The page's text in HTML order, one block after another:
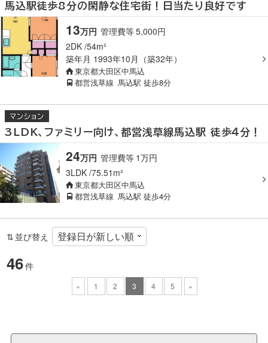
馬込駅徒歩8分の閑静な住宅街！日当たり良好です
2DK 54m²
築年月 1993年10月（築32年）
東京都大田区中馬込
都営浅草線 馬込駅 徒歩8分
13万円 管理費等5,000円
マンション
3LDK、ファミリー向け、都営浅草線馬込駅 徒歩４分！
3LDK 75.51m²
東京都大田区中馬込
都営浅草線 馬込駅 徒歩4分
24万円 管理費等 1万円
並び替え
46件
« 1 2 3 4 5 »